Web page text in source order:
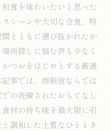
食を味わいたいと思った
シーンや大切な会食、特
とともに選び抜かれたか
所探しに悩む声も少なく
つおをはじめとする厳選
事では、西新宿ならでは
の洗練されたおもてなし
材の持ち味を最大限に引
調和した上質なひととき